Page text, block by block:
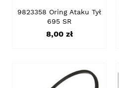
9823358 Oring Ataku Tył
695 SR
Cena
8,00 zł